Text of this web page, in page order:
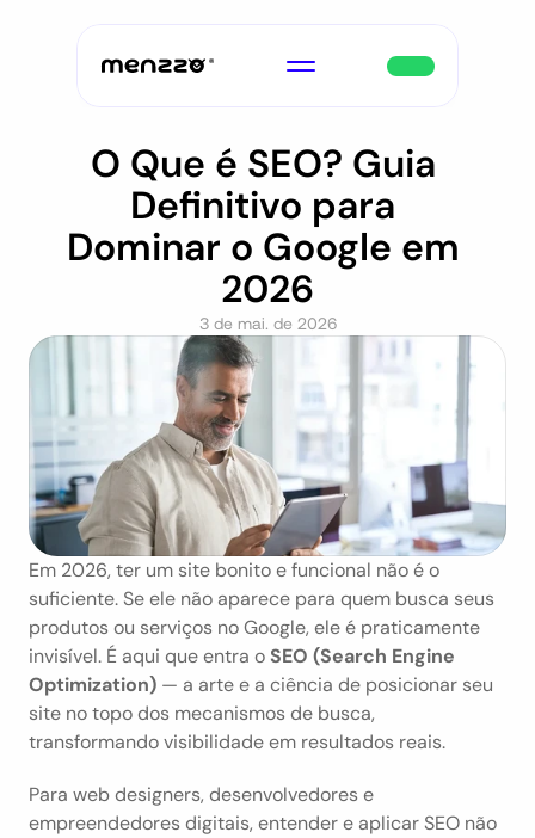
O Que é SEO? Guia
Definitivo para
Dominar o Google em
2026
3 de mai. de 2026
Em 2026, ter um site bonito e funcional não é o
suficiente. Se ele não aparece para quem busca seus
produtos ou serviços no Google, ele é praticamente
invisível. É aqui que entra o SEO (Search Engine
Optimization) — a arte e a ciência de posicionar seu
site no topo dos mecanismos de busca,
transformando visibilidade em resultados reais.
Para web designers, desenvolvedores e
empreendedores digitais, entender e aplicar SEO não